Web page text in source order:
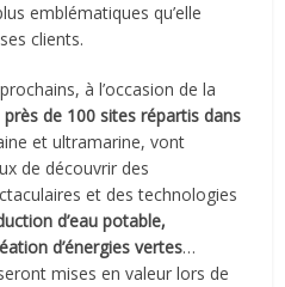
emblématiques qu’elle
clients.
à l’occasion de la
près de 100 sites répartis dans
et ultramarine, vont
de découvrir des
et des technologies
d’eau potable,
d’énergies vertes…
mises en valeur lors de